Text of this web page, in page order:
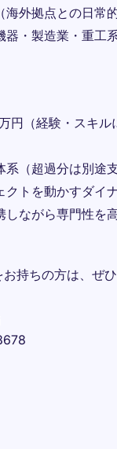
外拠点との日常
・製造業・重工系
円（経験・スキル
（超過分は別途支
クトを動かすダイ
しながら専門性を
持ちの方は、ぜひ